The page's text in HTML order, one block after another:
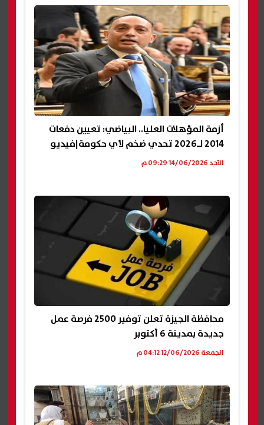
أزمة المؤهلات العليا.. البياضي: تعيين دفعات
2014 لـ2026 تحدي ضخم لأي حكومة|فيديو
الأحد 14/06/2026 09:29 م
محافظة الجيزة تعلن توفير 2500 فرصة عمل
جديدة بمدينة 6 أكتوبر
الجمعة 12/06/2026 04:12 م